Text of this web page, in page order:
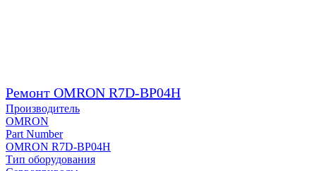
Ремонт OMRON R7D-BP04H
Производитель
OMRON
Part Number
OMRON R7D-BP04H
Тип оборудования